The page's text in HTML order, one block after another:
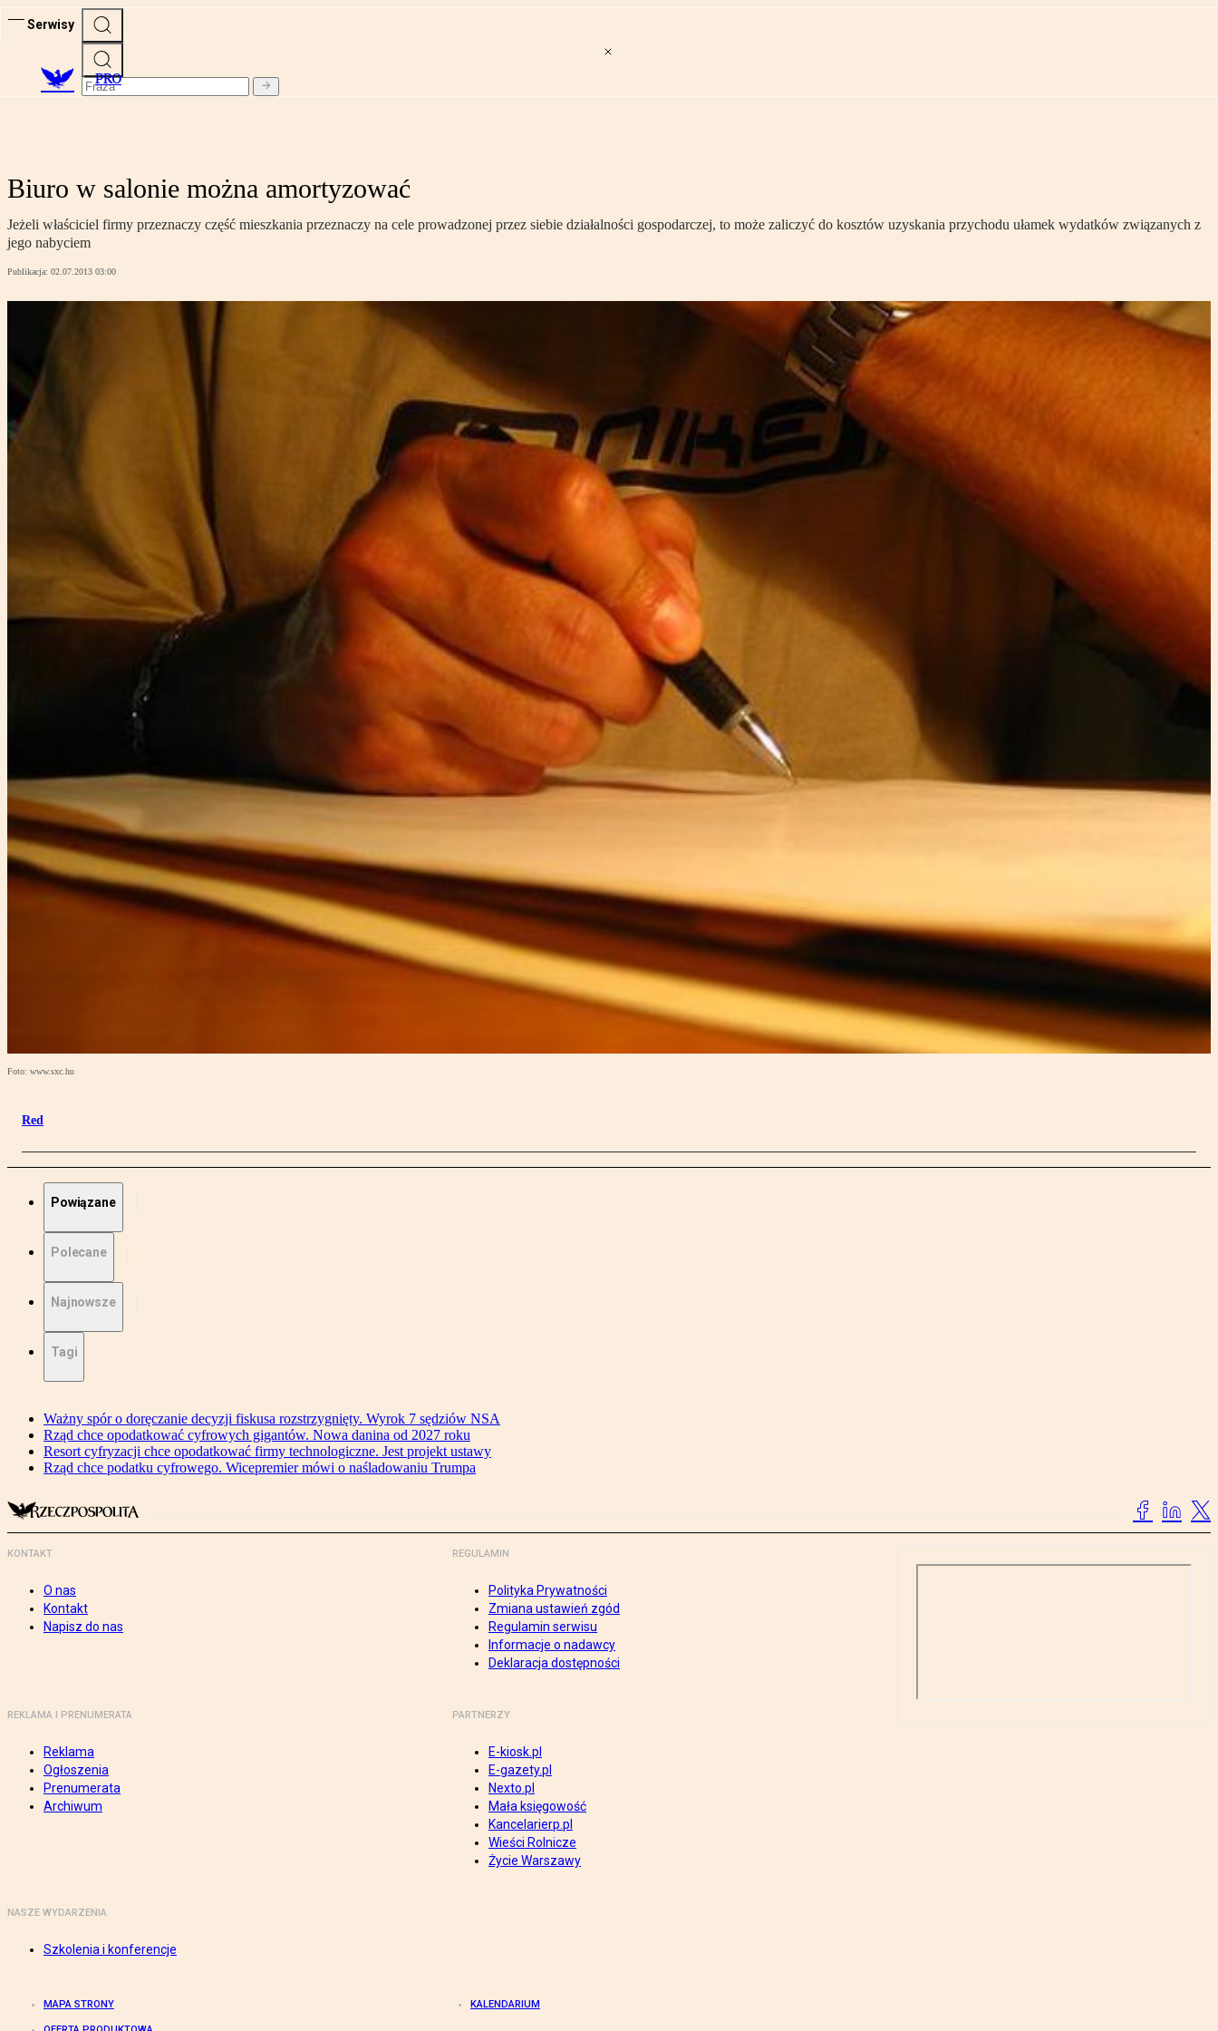
Serwisy
PRO
Biuro w salonie można amortyzować
Jeżeli właściciel firmy przeznaczy część mieszkania przeznaczy na cele prowadzonej przez siebie działalności gospodarczej, to może zaliczyć do kosztów uzyskania przychodu ułamek wydatków związanych z
jego nabyciem
Publikacja: 02.07.2013 03:00
Foto: www.sxc.hu
Red
Powiązane
Polecane
Najnowsze
Tagi
Ważny spór o doręczanie decyzji fiskusa rozstrzygnięty. Wyrok 7 sędziów NSA
Rząd chce opodatkować cyfrowych gigantów. Nowa danina od 2027 roku
Resort cyfryzacji chce opodatkować firmy technologiczne. Jest projekt ustawy
Rząd chce podatku cyfrowego. Wicepremier mówi o naśladowaniu Trumpa
KONTAKT
O nas
Kontakt
Napisz do nas
REGULAMIN
Polityka Prywatności
Zmiana ustawień zgód
Regulamin serwisu
Informacje o nadawcy
Deklaracja dostępności
REKLAMA I PRENUMERATA
Reklama
Ogłoszenia
Prenumerata
Archiwum
PARTNERZY
E-kiosk.pl
E-gazety.pl
Nexto.pl
Mała księgowość
Kancelarierp.pl
Wieści Rolnicze
Życie Warszawy
NASZE WYDARZENIA
Szkolenia i konferencje
MAPA STRONY KALENDARIUM